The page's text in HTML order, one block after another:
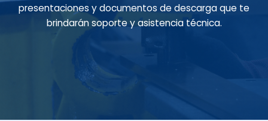
presentaciones y documentos de descarga que te
brindarán soporte y asistencia técnica.